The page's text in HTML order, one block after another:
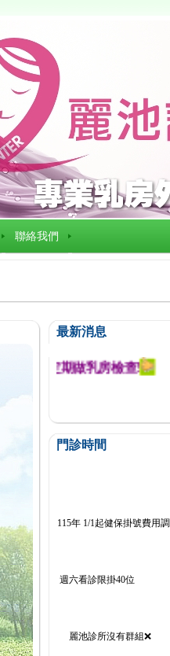
聯絡我們
最新消息
您定期做乳房檢查!
門診時間
115年 1/1起健保掛號費用
週六看診限掛40位
麗池診所沒有群組❌